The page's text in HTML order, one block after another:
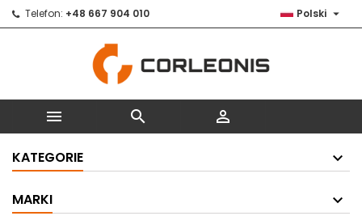
Telefon: +48 667 904 010 Polski 
  
KATEGORIE
MARKI